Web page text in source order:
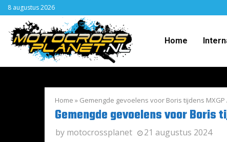
8 augustus 2026
Home
Home » Gemengde gevoelens voor Boris tijdens MXGP
Gemengde gevoelens voor Boris
by motocrossplanet 21 augustus 2024